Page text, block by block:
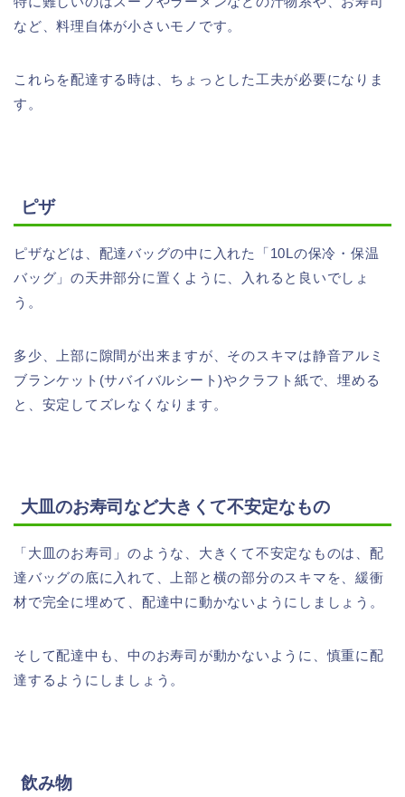
など、料理自体が小さいモノです。
これらを配達する時は、ちょっとした工夫が必要になりま
す。
ピザ
ピザなどは、配達バッグの中に入れた「10Lの保冷・保温
バッグ」の天井部分に置くように、入れると良いでしょ
う。
多少、上部に隙間が出来ますが、そのスキマは静音アルミ
ブランケット(サバイバルシート)やクラフト紙で、埋める
と、安定してズレなくなります。
大皿のお寿司など大きくて不安定なもの
「大皿のお寿司」のような、大きくて不安定なものは、配
達バッグの底に入れて、上部と横の部分のスキマを、緩衝
材で完全に埋めて、配達中に動かないようにしましょう。
そして配達中も、中のお寿司が動かないように、慎重に配
達するようにしましょう。
飲み物